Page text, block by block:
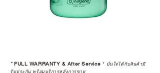
*FULL WARRANTY & After Service * มั่นใจได้กับสินค้ามี
รับประกัน พร้อมบริการหลังการขาย